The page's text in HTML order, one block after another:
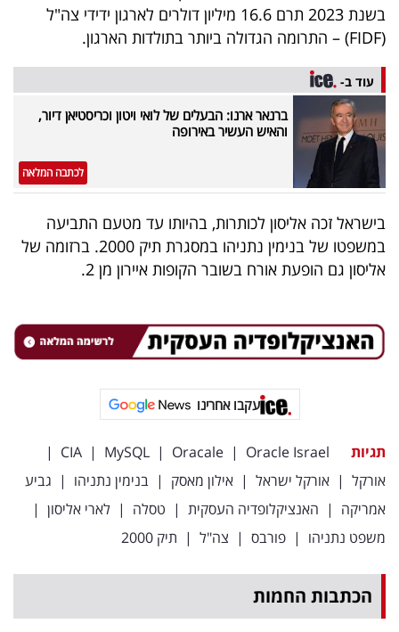
בשנת 2023 תרם 16.6 מיליון דולרים לארגון ידידי צה"ל
(FIDF) – התרומה הגדולה ביותר בתולדות הארגון.
עוד ב-
ברנאר ארנו: הבעלים של לואי ויטון וכריסטיאן דיור,
והאיש העשיר באירופה
לכתבה המלאה
בישראל זכה אליסון לכותרות, בהיותו עד מטעם התביעה
במשפטו של בנימין נתניהו במסגרת תיק 2000. ברזומה של
אליסון גם הופעת אורח בשובר הקופות איירון מן 2.
עקבו אחרינו
תגיות CIA | MySQL | Oracale | Oracle Israel
|
אורקל | אורקל ישראל | אילון מאסק | בנימין נתניהו | גביע
אמריקה | האנציקלופדיה העסקית | טסלה | לארי אליסון |
משפט נתניהו | פורבס | צה"ל | תיק 2000
הכתבות החמות